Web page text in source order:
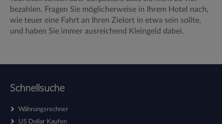
bezahlen. Fragen Sie möglicherweise in Ihrem Hotel nach,
wie teuer eine Fahrt an Ihren Zielort in etwa sein sollte,
und haben Sie immer ausreichend Kleingeld dabei.
Schnellsuche
Währungsrechner
US Dollar Kaufen